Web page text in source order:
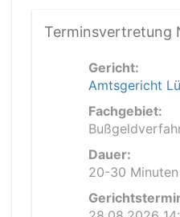
Terminsvertretung
Gericht:
Amtsgericht
Fachgebiet:
Dauer:
20-30 Minuten